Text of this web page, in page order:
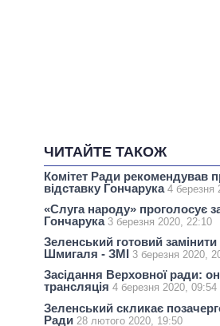
ЧИТАЙТЕ ТАКОЖ
Комітет Ради рекомендував
відставку Гончарука 4 березня
«Слуга народу» проголосує
Гончарука 3 березня 2020, 22:10
Зеленський готовий
Шмигаля - ЗМІ 3 березня 2020,
Засідання Верховної ради:
трансляція 4 березня 2020, 09:54
Зеленський скликає
Ради 28 лютого 2020, 19:50